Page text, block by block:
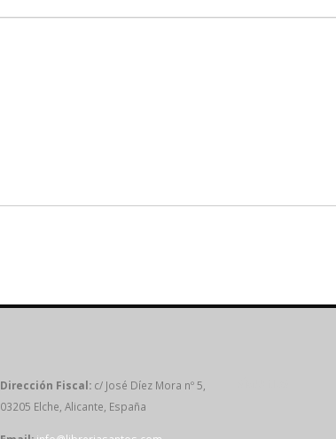
Dirección Fiscal: c/ José Díez Mora nº 5,
03205 Elche, Alicante, España